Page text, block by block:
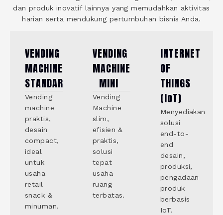
dan produk inovatif lainnya yang memudahkan aktivitas
harian serta mendukung pertumbuhan bisnis Anda.
VENDING
MACHINE
STANDAR
Vending
machine
praktis,
desain
compact,
ideal
untuk
usaha
retail
snack &
minuman.
VENDING
MACHINE
MINI
Vending
Machine
slim,
efisien &
praktis,
solusi
tepat
usaha
ruang
terbatas.
INTERNET
OF
THINGS
(IoT)
Menyediakan
solusi
end-to-
end
desain,
produksi,
pengadaan
produk
berbasis
IoT.